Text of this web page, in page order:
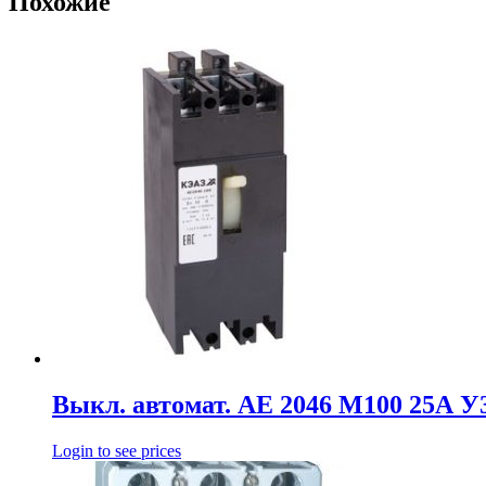
Выкл. автомат. АЕ 2046 М100 25А
Login to see prices